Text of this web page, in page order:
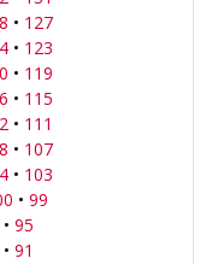
• 127
• 123
• 119
• 115
• 111
• 107
• 103
• 99
• 95
91